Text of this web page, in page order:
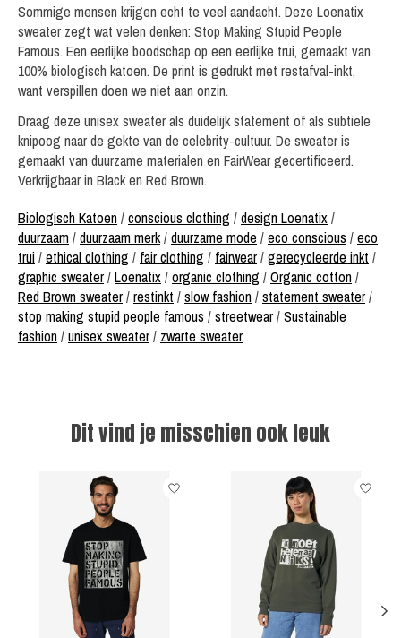
Sommige mensen krijgen echt te veel aandacht. Deze Loenatix
sweater zegt wat velen denken: Stop Making Stupid People
Famous. Een eerlijke boodschap op een eerlijke trui, gemaakt van
100% biologisch katoen. De print is gedrukt met restafval-inkt,
want verspillen doen we niet aan onzin.
Draag deze unisex sweater als duidelijk statement of als subtiele
knipoog naar de gekte van de celebrity-cultuur. De sweater is
gemaakt van duurzame materialen en FairWear gecertificeerd.
Verkrijgbaar in Black en Red Brown.
Biologisch Katoen/conscious clothing /design Loenatix/
duurzaam/duurzaam merk/duurzame mode /eco conscious /eco
trui/ethical clothing / fair clothing / fairwear/gerecycleerde inkt /
graphic sweater/Loenatix/organic clothing /Organic cotton/
Red Brown sweater/restinkt /slow fashion/statement sweater/
stop making stupid people famous /streetwear/Sustainable
fashion/unisex sweater/ zwarte sweater
Dit vind je misschien ook leuk
Items van productcarrousel